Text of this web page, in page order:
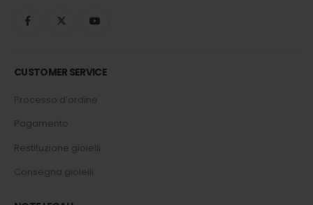
CUSTOMER SERVICE
Processo d’ordine
Pagamento
Restituzione gioielli
Consegna gioielli